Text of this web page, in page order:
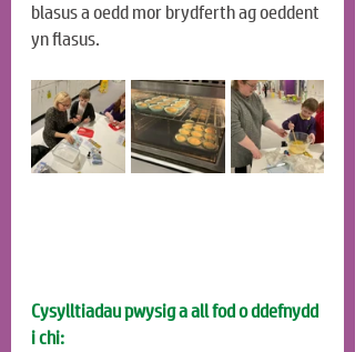
blasus a oedd mor brydferth ag oeddent
yn flasus.
Cysylltiadau pwysig a all fod o ddefnydd
i chi: